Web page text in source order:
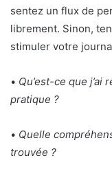
sentez un flux de
librement. Sinon,
stimuler votre
• Qu’est-ce que
pratique ?
• Quelle
trouvée ?